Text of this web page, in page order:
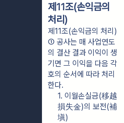
제11조(손익금의
처리)
제11조(손익금의 처리)
① 공사는 매 사업연도
의 결산 결과 이익이 생
기면 그 이익을 다음 각
호의 순서에 따라 처리
한다.
1. 이월손실금(移越
損失金)의 보전(補
塡)